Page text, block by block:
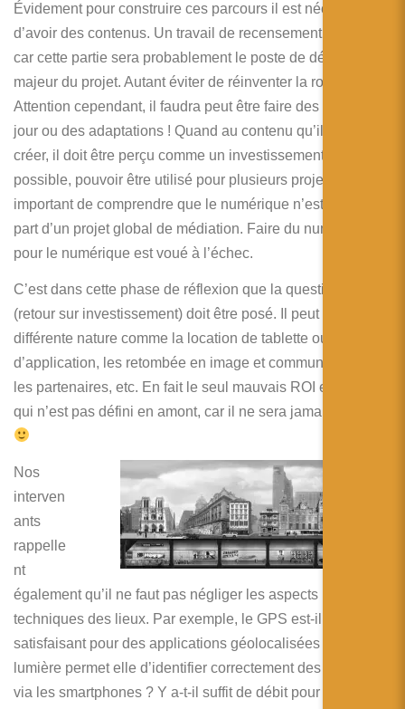
Évidement pour construire ces parcours il est nécessaire
d’avoir des contenus. Un travail de recensement est utile
car cette partie sera probablement le poste de dépense
majeur du projet. Autant éviter de réinventer la roue.
Attention cependant, il faudra peut être faire des mises à
jour ou des adaptations ! Quand au contenu qu’il faudra
créer, il doit être perçu comme un investissement et, si
possible, pouvoir être utilisé pour plusieurs projets.Il est
important de comprendre que le numérique n’est qu’une
part d’un projet global de médiation. Faire du numérique
pour le numérique est voué à l’échec.
C’est dans cette phase de réflexion que la question du ROI
(retour sur investissement) doit être posé. Il peut être de
différente nature comme la location de tablette ou
d’application, les retombée en image et communication,
les partenaires, etc. En fait le seul mauvais ROI est celui
qui n’est pas défini en amont, car il ne sera jamais atteint
Nos
interven
ants
rappelle
nt
également qu’il ne faut pas négliger les aspects
techniques des lieux. Par exemple, le GPS est-il
satisfaisant pour des applications géolocalisées ? La
lumière permet elle d’identifier correctement des images
via les smartphones ? Y a-t-il suffit de débit pour